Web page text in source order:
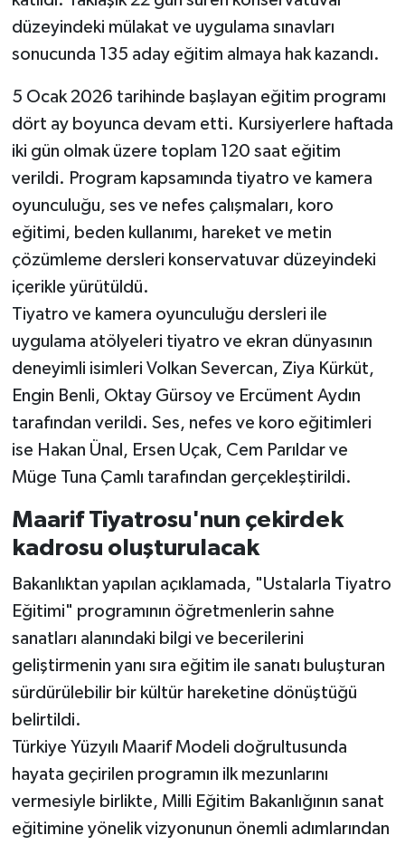
düzeyindeki mülakat ve uygulama sınavları
sonucunda 135 aday eğitim almaya hak kazandı.
5 Ocak 2026 tarihinde başlayan eğitim programı
dört ay boyunca devam etti. Kursiyerlere haftada
iki gün olmak üzere toplam 120 saat eğitim
verildi. Program kapsamında tiyatro ve kamera
oyunculuğu, ses ve nefes çalışmaları, koro
eğitimi, beden kullanımı, hareket ve metin
çözümleme dersleri konservatuvar düzeyindeki
içerikle yürütüldü.
Tiyatro ve kamera oyunculuğu dersleri ile
uygulama atölyeleri tiyatro ve ekran dünyasının
deneyimli isimleri Volkan Severcan, Ziya Kürküt,
Engin Benli, Oktay Gürsoy ve Ercüment Aydın
tarafından verildi. Ses, nefes ve koro eğitimleri
ise Hakan Ünal, Ersen Uçak, Cem Parıldar ve
Müge Tuna Çamlı tarafından gerçekleştirildi.
Maarif Tiyatrosu'nun çekirdek
kadrosu oluşturulacak
Bakanlıktan yapılan açıklamada, "Ustalarla Tiyatro
Eğitimi" programının öğretmenlerin sahne
sanatları alanındaki bilgi ve becerilerini
geliştirmenin yanı sıra eğitim ile sanatı buluşturan
sürdürülebilir bir kültür hareketine dönüştüğü
belirtildi.
Türkiye Yüzyılı Maarif Modeli doğrultusunda
hayata geçirilen programın ilk mezunlarını
vermesiyle birlikte, Milli Eğitim Bakanlığının sanat
eğitimine yönelik vizyonunun önemli adımlarından